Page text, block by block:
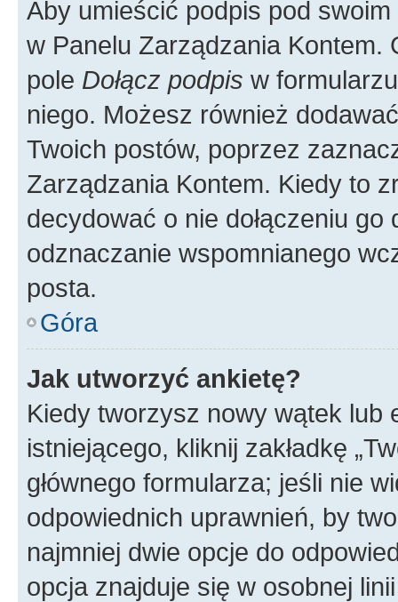
Aby umieścić podpis pod
w Panelu Zarządzania
pole Dołącz podpis w
niego. Możesz również
Twoich postów, poprzez
Zarządzania Kontem. Kiedy to
decydować o nie dołączeniu
odznaczanie wspomnianego
posta.
Góra
Jak utworzyć ankietę?
Kiedy tworzysz nowy wątek lub
istniejącego, kliknij zakładkę
głównego formularza; jeśli nie
odpowiednich uprawnień, by
najmniej dwie opcje do
opcja znajduje się w osobnej